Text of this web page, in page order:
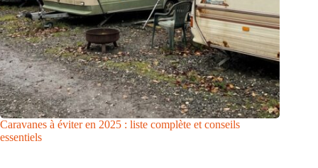
Caravanes à éviter en 2025 : liste complète et conseils
essentiels